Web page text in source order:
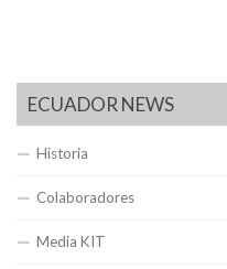
ECUADOR NEWS
Historia
Colaboradores
Media KIT